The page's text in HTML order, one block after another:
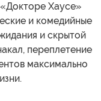
Хаусе»
и комедийные
и скрытой
переплетение
максимально